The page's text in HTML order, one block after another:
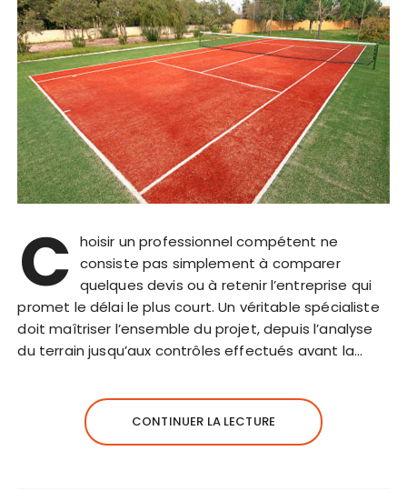
C hoisir un professionnel compétent ne
consiste pas simplement à comparer
quelques devis ou à retenir l’entreprise qui
promet le délai le plus court. Un véritable spécialiste
doit maîtriser l’ensemble du projet, depuis l’analyse
du terrain jusqu’aux contrôles effectués avant la…
CONTINUER LA LECTURE